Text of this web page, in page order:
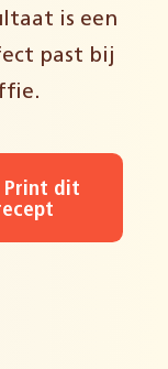
is een
past bij